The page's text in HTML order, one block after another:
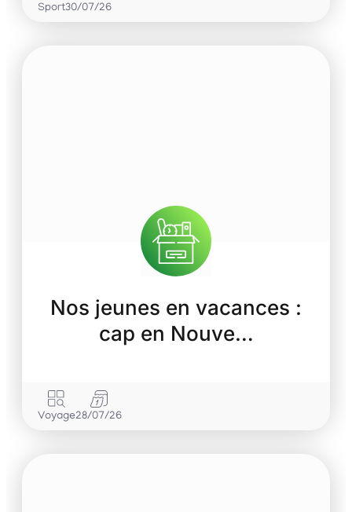
Sport30/07/26
Nos jeunes en vacances :
cap en Nouve…
Voyage28/07/26